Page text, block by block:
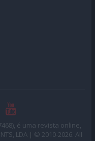
é uma revista online,
LDA | © 2010-2026. All